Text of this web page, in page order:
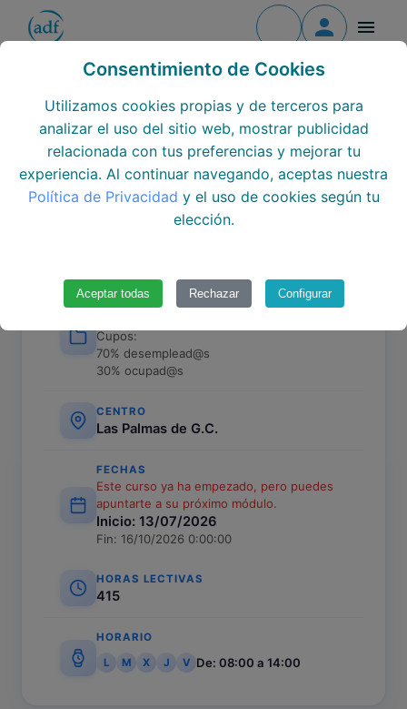
Todos los cursos
Todos los Módulos
Formación continua
REPOSTERÍA
25-35/008108
TIPO
Cupos:
70% desemplead@s
30% ocupad@s
CENTRO
Las Palmas de G.C.
FECHAS
Este curso ya ha empezado, pero puedes
apuntarte a su próximo módulo.
Inicio: 13/07/2026
Fin: 16/10/2026 0:00:00
HORAS LECTIVAS
415
HORARIO
L
M X J V De: 08:00 a 14:00
Consentimiento de Cookies
Utilizamos cookies propias y de terceros para
analizar el uso del sitio web, mostrar publicidad
relacionada con tus preferencias y mejorar tu
experiencia. Al continuar navegando, aceptas nuestra
Política de Privacidad y el uso de cookies según tu
elección.
Aceptar todas Rechazar Configurar